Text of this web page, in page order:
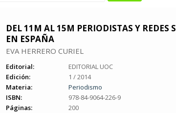
DEL 11M AL 15M PERIODISTAS Y REDES
EN ESPAÑA
EVA HERRERO CURIEL
Editorial:
EDITORIAL UOC
Edición:
1 / 2014
Materia:
Periodismo
ISBN:
978-84-9064-226-9
Páginas:
200